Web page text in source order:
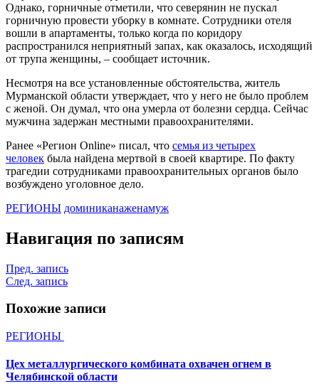
Однако, горничные отметили, что северянин не пускал
горничную провести уборку в комнате. Сотрудники отеля
вошли в апартаменты, только когда по коридору
распространился неприятный запах, как оказалось, исходящий
от трупа женщины, – сообщает источник.
Несмотря на все установленные обстоятельства, житель
Мурманской области утверждает, что у него не было проблем
с женой. Он думал, что она умерла от болезни сердца. Сейчас
мужчина задержан местными правоохранителями.
Ранее «Регион Online» писал, что семья из четырех
человек была найдена мертвой в своей квартире. По факту
трагедии сотрудниками правоохранительных органов было
возбуждено уголовное дело.
РЕГИОНЫ доминиканаженамуж
Навигация по записям
Пред. запись
След. запись
Похожие записи
РЕГИОНЫ
Цех металлургического комбината охвачен огнем в
Челябинской области